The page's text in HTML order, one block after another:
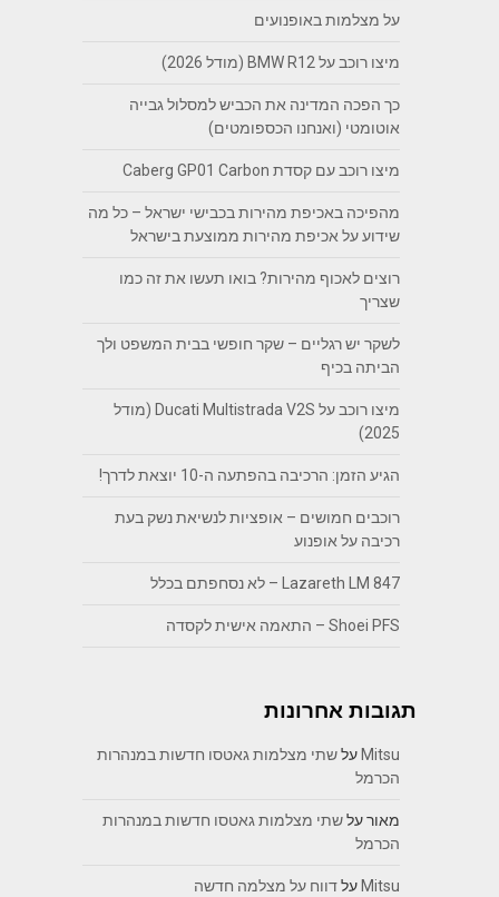
על מצלמות באופנועים
מיצו רוכב על BMW R12 (מודל 2026)
כך הפכה המדינה את הכביש למסלול גבייה
אוטומטי (ואנחנו הכספומטים)
מיצו רוכב עם קסדת Caberg GP01 Carbon
מהפיכה באכיפת מהירות בכבישי ישראל – כל מה
שידוע על אכיפת מהירות ממוצעת בישראל
רוצים לאכוף מהירות? בואו תעשו את זה כמו
שצריך
לשקר יש רגליים – שקר חופשי בבית המשפט ולך
הביתה בכיף
מיצו רוכב על Ducati Multistrada V2S (מודל
2025)
הגיע הזמן: הרכיבה בהפתעה ה-10 יוצאת לדרך!
רוכבים חמושים – אופציות לנשיאת נשק בעת
רכיבה על אופנוע
Lazareth LM 847 – לא נסחפתם בכלל
Shoei PFS – התאמה אישית לקסדה
תגובות אחרונות
Mitsu עלשתי מצלמות גאטסו חדשות במנהרות
הכרמל
מאורעלשתי מצלמות גאטסו חדשות במנהרות
הכרמל
Mitsu עלדווח על מצלמה חדשה